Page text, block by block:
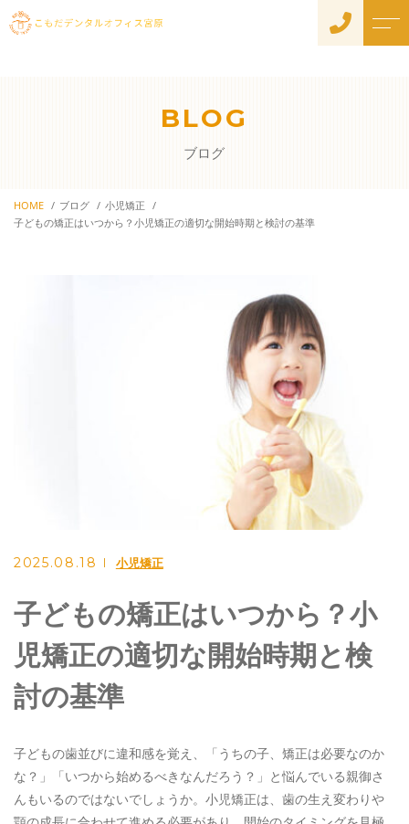
初めての方へ
衛生管理と感染対策への取
審美歯科
マウスピース
よくある質問
ブログ
院長の取材記事はこちら
メンテナンスを受ける意
義
0897-43-2411
BLOG
ブログ
HOME ブログ
小児矯正
子どもの矯正はいつから？小児矯正の適切な開始時期と検討の基準
2025.08.18 小児矯正
子どもの矯正はいつから？小
児矯正の適切な開始時期と検
討の基準
子どもの歯並びに違和感を覚え、「うちの子、矯正は必要なのか
な？」「いつから始めるべきなんだろう？」と悩んでいる親御さ
んもいるのではないでしょうか。小児矯正は、歯の生え変わりや